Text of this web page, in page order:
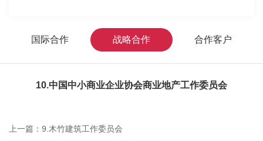
国际合作 战略合作 合作客户
10.中国中小商业企业协会商业地产工作委员会
上一篇：9.木竹建筑工作委员会